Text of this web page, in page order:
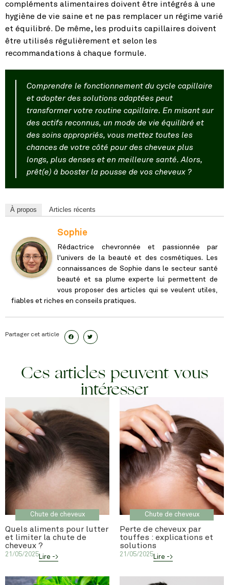
compléments alimentaires doivent être intégrés à une
hygiène de vie saine et ne pas remplacer un régime varié
et équilibré. De même, les produits capillaires doivent
être utilisés régulièrement et selon les
recommandations à chaque formule.
Comprendre le fonctionnement du cycle capillaire
et adopter des solutions adaptées peut
transformer votre routine capillaire. En misant sur
des actifs reconnus, un mode de vie équilibré et
des soins appropriés, vous mettez toutes les
chances de votre côté pour des cheveux plus
longs, plus denses et en meilleure santé. Alors,
prêt(e) à booster la pousse de vos cheveux ?
À propos Articles récents
Sophie
Rédactrice chevronnée et passionnée par
l'univers de la beauté et des cosmétiques. Les
connaissances de Sophie dans le secteur santé
beauté et sa plume experte lui permettent de
vous proposer des articles qui se veulent utiles,
fiables et riches en conseils pratiques.
Partager cet article
Ces articles peuvent vous
intéresser
Chute de cheveux
Quels aliments pour lutter
et limiter la chute de
cheveux ?
21/05/2025Lire ->
Chute de cheveux
Perte de cheveux par
touffes : explications et
solutions
21/05/2025Lire ->